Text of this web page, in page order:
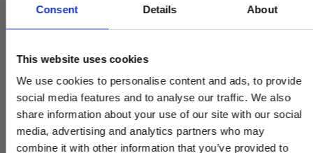
Consent Details About
This website uses cookies
We use cookies to personalise content and ads, to provide
social media features and to analyse our traffic. We also
share information about your use of our site with our social
media, advertising and analytics partners who may
combine it with other information that you’ve provided to
129,00 DKK